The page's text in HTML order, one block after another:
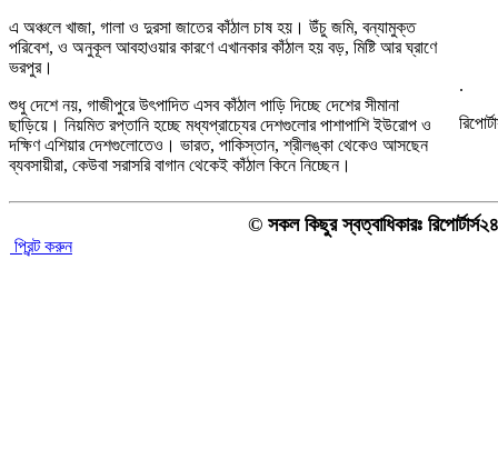
এ অঞ্চলে খাজা, গালা ও দুরসা জাতের কাঁঠাল চাষ হয়। উঁচু জমি, বন্যামুক্ত
পরিবেশ, ও অনুকূল আবহাওয়ার কারণে এখানকার কাঁঠাল হয় বড়, মিষ্টি আর ঘ্রাণে
ভরপুর।
শুধু দেশে নয়, গাজীপুরে উৎপাদিত এসব কাঁঠাল পাড়ি দিচ্ছে দেশের সীমানা
ছাড়িয়ে। নিয়মিত রপ্তানি হচ্ছে মধ্যপ্রাচ্যের দেশগুলোর পাশাপাশি ইউরোপ ও
দক্ষিণ এশিয়ার দেশগুলোতেও। ভারত, পাকিস্তান, শ্রীলঙ্কা থেকেও আসছেন
ব্যবসায়ীরা, কেউবা সরাসরি বাগান থেকেই কাঁঠাল কিনে নিচ্ছেন।
.
© সকল কিছুর স্বত্বাধিকারঃ
প্রিন্ট করুন